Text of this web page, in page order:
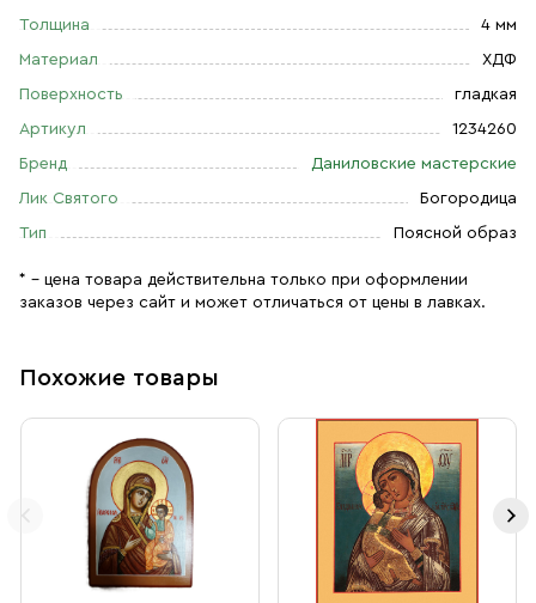
Толщина 4 мм
Материал ХДФ
Поверхность гладкая
Артикул 1234260
Бренд Даниловские мастерские
Лик Святого Богородица
Тип Поясной образ
* – цена товара действительна только при оформлении
заказов через сайт и может отличаться от цены в лавках.
Похожие товары